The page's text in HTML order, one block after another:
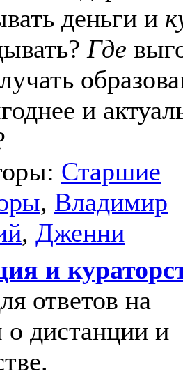
деньги и
Где
и
Старшие
, Владимир
, Дженни
и
ответов на
дистанции и